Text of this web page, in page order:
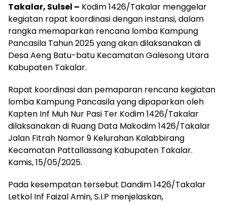
Takalar, Sulsel – Kodim 1426/Takalar menggelar
kegiatan rapat koordinasi dengan instansi, dalam
rangka memaparkan rencana lomba Kampung
Pancasila Tahun 2025 yang akan dilaksanakan di
Desa Aeng Batu-batu Kecamatan Galesong Utara
Kabupaten Takalar.
Rapat koordinasi dan pemaparan rencana kegiatan
lomba Kampung Pancasila yang dipaparkan oleh
Kapten Inf Muh Nur Pasi Ter Kodim 1426/Takalar
dilaksanakan di Ruang Data Makodim 1426/Takalar
Jalan Fitrah Nomor 9 Kelurahan Kalabbirang
Kecamatan Pattallassang Kabupaten Takalar.
Kamis, 15/05/2025.
Pada kesempatan tersebut Dandim 1426/Takalar
Letkol Inf Faizal Amin, S.I.P menjelaskan,